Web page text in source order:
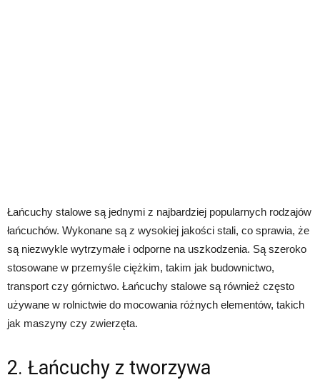
Łańcuchy stalowe są jednymi z najbardziej popularnych rodzajów
łańcuchów. Wykonane są z wysokiej jakości stali, co sprawia, że
są niezwykle wytrzymałe i odporne na uszkodzenia. Są szeroko
stosowane w przemyśle ciężkim, takim jak budownictwo,
transport czy górnictwo. Łańcuchy stalowe są również często
używane w rolnictwie do mocowania różnych elementów, takich
jak maszyny czy zwierzęta.
2. Łańcuchy z tworzywa